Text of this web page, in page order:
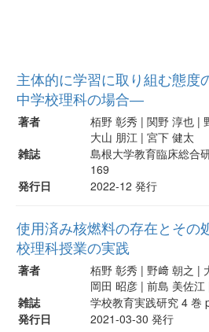
主体的に学習に取り組む態度
中学校理科の場合―
著者
栢野 彰秀 | 関野 淳也 |
大山 朋江 | 宮下 健太
雑誌
島根大学教育臨床総合
169
発行日
2022-12 発行
使用済み核燃料の存在とその
校理科授業の実践
著者
栢野 彰秀 | 野﨑 朝之 |
岡田 昭彦 | 前島 美佐江
雑誌
学校教育実践研究 4 巻
発行日
2021-03-30 発行